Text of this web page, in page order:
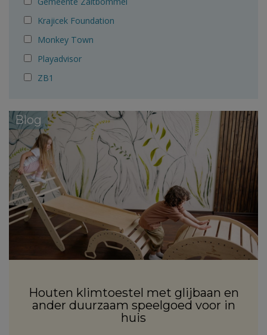
Krajicek Foundation
Monkey Town
Playadvisor
ZB1
Blog
Houten klimtoestel met glijbaan en
ander duurzaam speelgoed voor in
huis